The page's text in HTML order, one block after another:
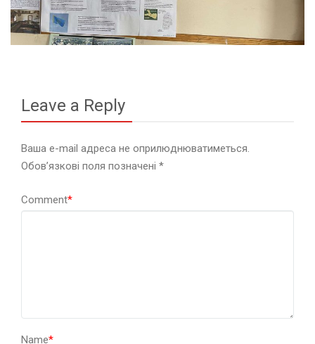
Leave a Reply
Ваша e-mail адреса не оприлюднюватиметься.
Обов’язкові поля позначені *
Comment*
Name*